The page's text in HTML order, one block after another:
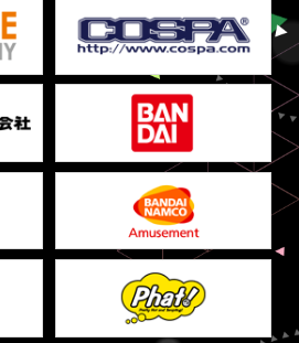
映館一覧を公開！
「ご本人確認について」を公開！
MEETING 2018 What is